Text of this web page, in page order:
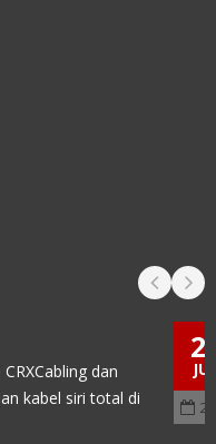
dan
kabel siri total di